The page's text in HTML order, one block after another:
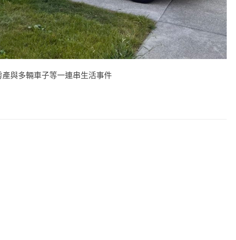
產與多輛車子等一連串生活事件